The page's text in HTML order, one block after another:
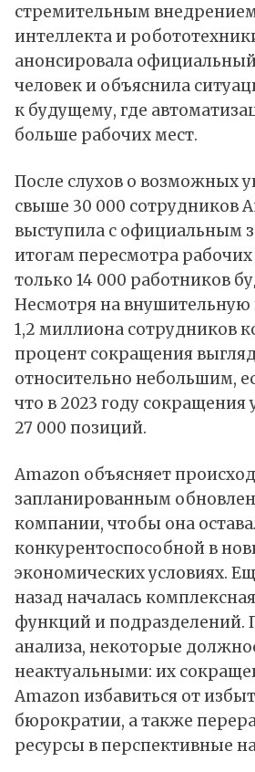
стремительным
интеллекта и
анонсировала официальный
человек и объяснила
к будущему, где
больше рабочих мест.
После слухов о возможных
свыше 30 000 сотрудников
выступила с официальным
итогам пересмотра
только 14 000 работников
Несмотря на
1,2 миллиона сотрудников
процент сокращения
относительно небольшим,
что в 2023 году сокращения
27 000 позиций.
Amazon объясняет
запланированным
компании, чтобы она
конкурентоспособной в
экономических условиях.
назад началась
функций и подразделений.
анализа, некоторые
неактуальными: их
Amazon избавиться от
бюрократии, а также
ресурсы в перспективные